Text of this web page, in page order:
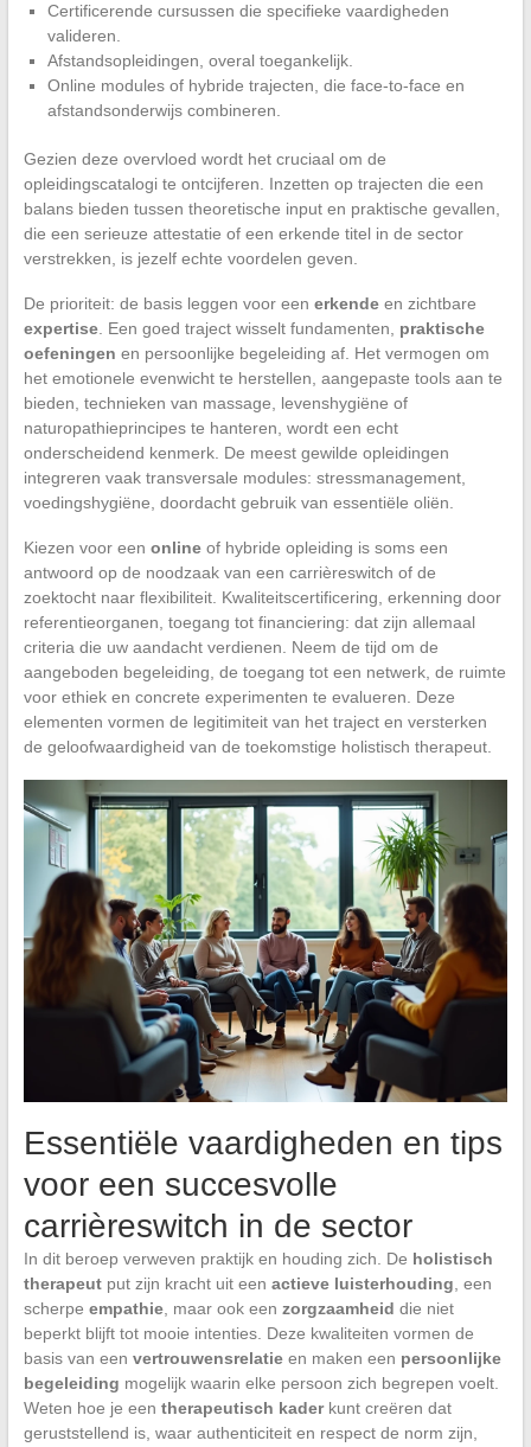
Certificerende cursussen die specifieke vaardigheden
valideren.
Afstandsopleidingen, overal toegankelijk.
Online modules of hybride trajecten, die face-to-face en
afstandsonderwijs combineren.
Gezien deze overvloed wordt het cruciaal om de
opleidingscatalogi te ontcijferen. Inzetten op trajecten die een
balans bieden tussen theoretische input en praktische gevallen,
die een serieuze attestatie of een erkende titel in de sector
verstrekken, is jezelf echte voordelen geven.
De prioriteit: de basis leggen voor een erkendeen zichtbare
expertise. Een goed traject wisselt fundamenten, praktische
oefeningen en persoonlijke begeleiding af. Het vermogen om
het emotionele evenwicht te herstellen, aangepaste tools aan te
bieden, technieken van massage, levenshygiëne of
naturopathieprincipes te hanteren, wordt een echt
onderscheidend kenmerk. De meest gewilde opleidingen
integreren vaak transversale modules: stressmanagement,
voedingshygiëne, doordacht gebruik van essentiële oliën.
Kiezen voor een onlineof hybride opleiding is soms een
antwoord op de noodzaak van een carrièreswitch of de
zoektocht naar flexibiliteit. Kwaliteitscertificering, erkenning door
referentieorganen, toegang tot financiering: dat zijn allemaal
criteria die uw aandacht verdienen. Neem de tijd om de
aangeboden begeleiding, de toegang tot een netwerk, de ruimte
voor ethiek en concrete experimenten te evalueren. Deze
elementen vormen de legitimiteit van het traject en versterken
de geloofwaardigheid van de toekomstige holistisch therapeut.
Essentiële vaardigheden en tips
voor een succesvolle
carrièreswitch in de sector
In dit beroep verweven praktijk en houding zich. De holistisch
therapeutput zijn kracht uit een actieve luisterhouding , een
scherpe empathie, maar ook een zorgzaamheid die niet
beperkt blijft tot mooie intenties. Deze kwaliteiten vormen de
basis van een vertrouwensrelatieen maken een persoonlijke
begeleiding mogelijk waarin elke persoon zich begrepen voelt.
Weten hoe je een therapeutisch kaderkunt creëren dat
geruststellend is, waar authenticiteit en respect de norm zijn,